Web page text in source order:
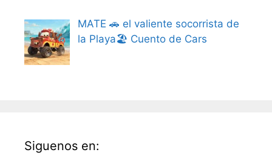
MATE 🚗 el valiente socorrista de
la Playa🏖️ Cuento de Cars
Siguenos en: